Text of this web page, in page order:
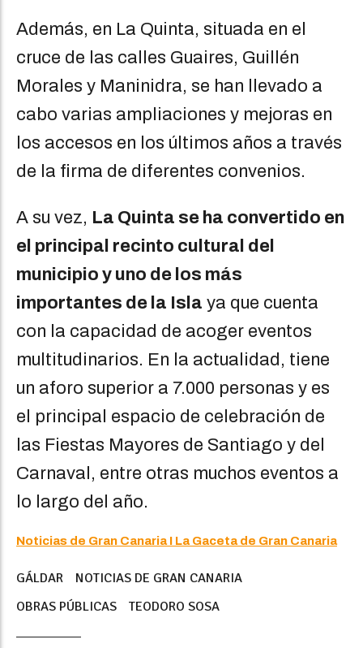
Además, en La Quinta, situada en el
cruce de las calles Guaires, Guillén
Morales y Maninidra, se han llevado a
cabo varias ampliaciones y mejoras en
los accesos en los últimos años a través
de la firma de diferentes convenios.
A su vez, La Quinta se ha convertido en
el principal recinto cultural del
municipio y uno de los más
importantes de la Isla ya que cuenta
con la capacidad de acoger eventos
multitudinarios. En la actualidad, tiene
un aforo superior a 7.000 personas y es
el principal espacio de celebración de
las Fiestas Mayores de Santiago y del
Carnaval, entre otras muchos eventos a
lo largo del año.
Noticias de Gran Canaria I La Gaceta de Gran Canaria
GÁLDAR
NOTICIAS DE GRAN CANARIA
OBRAS PÚBLICAS
TEODORO SOSA